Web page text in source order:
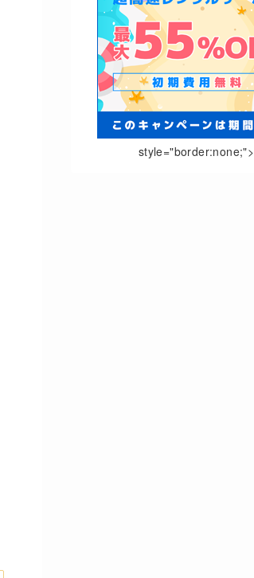
style="border:none;">